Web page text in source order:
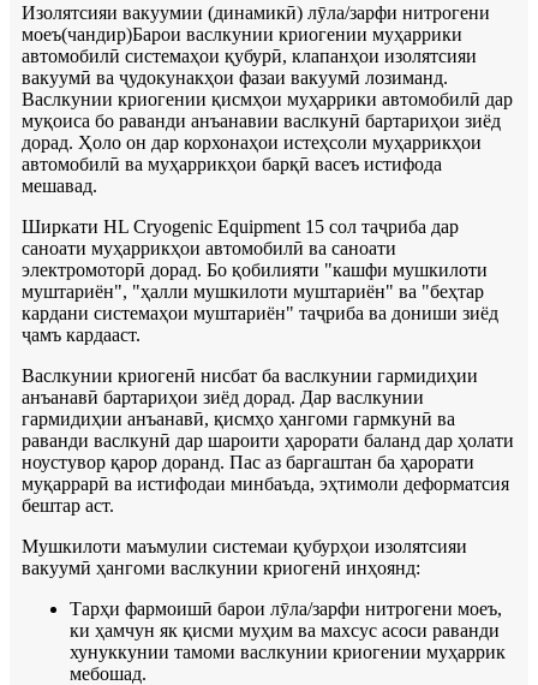
Изолятсияи вакуумии (динамикӣ) лӯла/зарфи нитрогени
моеъ(чандир)Барои васлкунии криогении муҳаррики
автомобилӣ системаҳои қубурӣ, клапанҳои изолятсияи
вакуумӣ ва ҷудокунакҳои фазаи вакуумӣ лозиманд.
Васлкунии криогении қисмҳои муҳаррики автомобилӣ дар
муқоиса бо раванди анъанавии васлкунӣ бартариҳои зиёд
дорад. Ҳоло он дар корхонаҳои истеҳсоли муҳаррикҳои
автомобилӣ ва муҳаррикҳои барқӣ васеъ истифода
мешавад.
Ширкати HL Cryogenic Equipment 15 сол таҷриба дар
саноати муҳаррикҳои автомобилӣ ва саноати
электромоторӣ дорад. Бо қобилияти "кашфи мушкилоти
муштариён", "ҳалли мушкилоти муштариён" ва "беҳтар
кардани системаҳои муштариён" таҷриба ва дониши зиёд
ҷамъ кардааст.
Васлкунии криогенӣ нисбат ба васлкунии гармидиҳии
анъанавӣ бартариҳои зиёд дорад. Дар васлкунии
гармидиҳии анъанавӣ, қисмҳо ҳангоми гармкунӣ ва
раванди васлкунӣ дар шароити ҳарорати баланд дар ҳолати
ноустувор қарор доранд. Пас аз баргаштан ба ҳарорати
муқаррарӣ ва истифодаи минбаъда, эҳтимоли деформатсия
бештар аст.
Мушкилоти маъмулии системаи қубурҳои изолятсияи
вакуумӣ ҳангоми васлкунии криогенӣ инҳоянд:
Тарҳи фармоишӣ барои лӯла/зарфи нитрогени моеъ,
ки ҳамчун як қисми муҳим ва махсус асоси раванди
хунуккунии тамоми васлкунии криогении муҳаррик
мебошад.